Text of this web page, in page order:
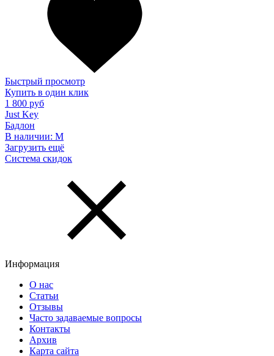
Быстрый просмотр
Купить в один клик
1 800 руб
Just Key
Бадлон
В наличии: M
Загрузить ещё
Система скидок
Информация
О нас
Статьи
Отзывы
Часто задаваемые вопросы
Контакты
Архив
Карта сайта